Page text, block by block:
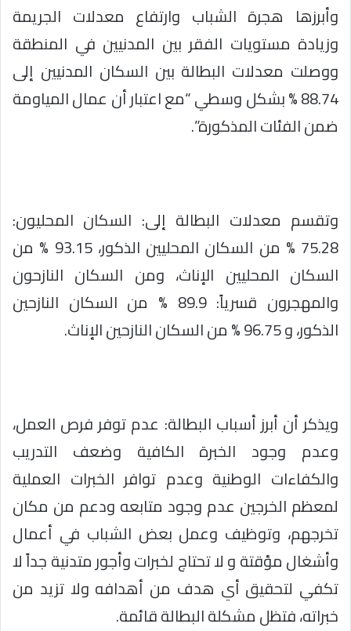
وأبرزها هجرة الشباب وارتفاع معدلات الجريمة
وزيادة مستويات الفقر بين المدنيين في المنطقة
ووصلت معدلات البطالة بين السكان المدنيين إلى
88.74 % بشكل وسطي “مع اعتبار أن عمال المياومة
ضمن الفئات المذكورة”.
وتقسم معدلات البطالة إلى: السكان المحليون:
75.28 % من السكان المحليين الذكور، 93.15 % من
السكان المحليين الإناث، ومن السكان النازحون
والمهجرون قسرياً: 89.9 % من السكان النازحين
الذكور، و 96.75 % من السكان النازحين الإناث.
ويذكر أن أبرز أسباب البطالة: عدم توفر فرص العمل،
وعدم وجود الخبرة الكافية وضعف التدريب
والكفاءات الوطنية وعدم توافر الخبرات العملية
لمعظم الخرجين عدم وجود متابعه ودعم من مكان
تخرجهم، وتوظيف وعمل بعض الشباب في أعمال
وأشغال مؤقتة و لا تحتاج لخبرات وأجور متدنية جداً لا
تكفي لتحقيق أي هدف من أهدافه ولا تزيد من
خبراته، فتظل مشكلة البطالة قائمة.